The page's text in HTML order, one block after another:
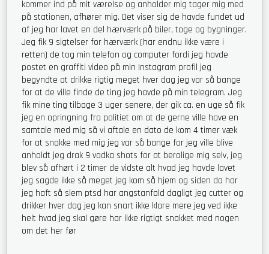
kommer ind på mit værelse og anholder mig tager mig med
på stationen, afhører mig. Det viser sig de havde fundet ud
af jeg har lavet en del hærværk på biler, toge og bygninger.
Jeg fik 9 sigtelser for hærværk (har endnu ikke være i
retten) de tog min telefon og computer fordi jeg havde
postet en graffiti video på min Instagram profil jeg
begyndte at drikke rigtig meget hver dag jeg var så bange
for at de ville finde de ting jeg havde på min telegram. Jeg
fik mine ting tilbage 3 uger senere, der gik ca. en uge så fik
jeg en opringning fra politiet om at de gerne ville have en
samtale med mig så vi aftale en dato de kom 4 timer væk
for at snakke med mig jeg var så bange for jeg ville blive
anholdt jeg drak 9 vodka shots for at berolige mig selv, jeg
blev så afhørt i 2 timer de vidste alt hvad jeg havde lavet
jeg sagde ikke så meget jeg kom så hjem og siden da har
jeg haft så slem ptsd har angstanfald dagligt jeg cutter og
drikker hver dag jeg kan snart ikke klare mere jeg ved ikke
helt hvad jeg skal gøre har ikke rigtigt snakket med nogen
om det her før